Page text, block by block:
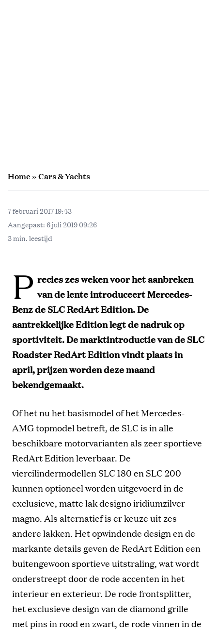
Home»Cars & Yachts
7 februari 2017 19:43
Aangepast: 6 juli 2019 09:26
3 min. leestijd
P recies zes weken voor het aanbreken
van de lente introduceert Mercedes-
Benz de SLC RedArt Edition. De
aantrekkelijke Edition legt de nadruk op
sportiviteit. De marktintroductie van de SLC
Roadster RedArt Edition vindt plaats in
april, prijzen worden deze maand
bekendgemaakt.
Of het nu het basismodel of het Mercedes-
AMG topmodel betreft, de SLC is in alle
beschikbare motorvarianten als zeer sportieve
RedArt Edition leverbaar. De
viercilindermodellen SLC 180 en SLC 200
kunnen optioneel worden uitgevoerd in de
exclusieve, matte lak designo iridiumzilver
magno. Als alternatief is er keuze uit zes
andere lakken. Het opwindende design en de
markante details geven de RedArt Edition een
buitengewoon sportieve uitstraling, wat wordt
onderstreept door de rode accenten in het
interieur en exterieur. De rode frontsplitter,
het exclusieve design van de diamond grille
met pins in rood en zwart, de rode vinnen in de